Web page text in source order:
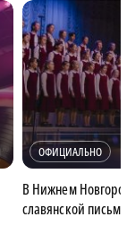
ОФИЦИАЛЬНО
В Нижнем
славянской